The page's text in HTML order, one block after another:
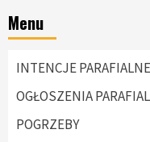
Menu
INTENCJE PARAFIALNE
OGŁOSZENIA
POGRZEBY